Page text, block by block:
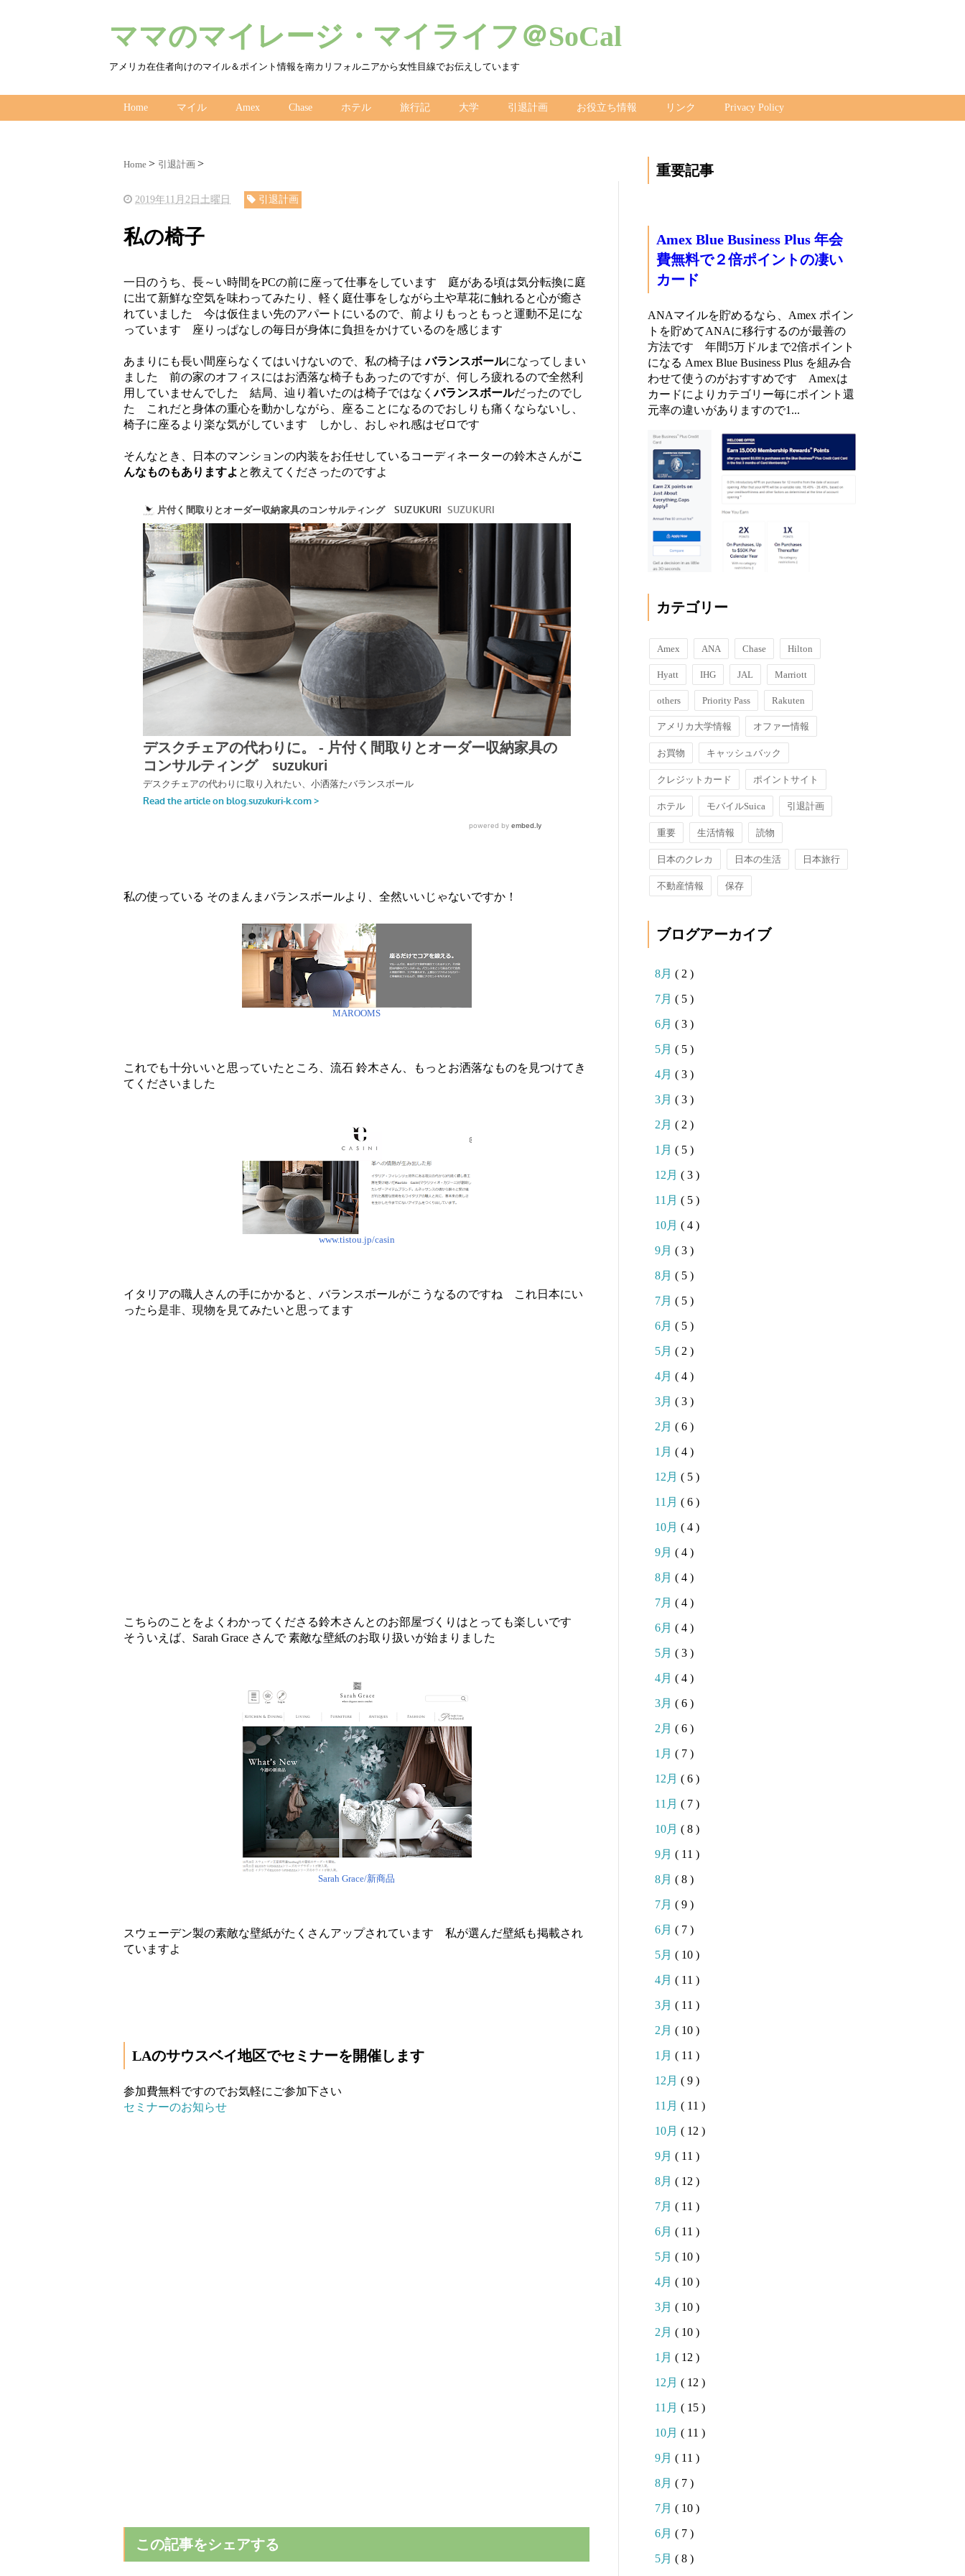
ママのマイレージ・マイライフ＠SoCal
アメリカ在住者向けのマイル＆ポイント情報を南カリフォルニアから女性目線でお伝えしています
Home マイル Amex Chase ホテル 旅行記 大学 引退計画 お役立ち情報 リンク Privacy Policy
Home 引退計画
2019年11月2日土曜日 引退計画
私の椅子
一日のうち、長～い時間をPCの前に座って仕事をしています 庭がある頃は気分転換に庭
に出て新鮮な空気を味わってみたり、軽く庭仕事をしながら土や草花に触れると心が癒さ
れていました 今は仮住まい先のアパートにいるので、前よりもっともっと運動不足にな
っています 座りっぱなしの毎日が身体に負担をかけているのを感じます
あまりにも長い間座らなくてはいけないので、私の椅子はバランスボールになってしまい
ました 前の家のオフィスにはお洒落な椅子もあったのですが、何しろ疲れるので全然利
用していませんでした 結局、辿り着いたのは椅子ではなくバランスボールだったのでし
た これだと身体の重心を動かしながら、座ることになるのでおしりも痛くならないし、
椅子に座るより楽な気がしています しかし、おしゃれ感はゼロです
そんなとき、日本のマンションの内装をお任せしているコーディネーターの鈴木さんがこ
んなものもありますよ と教えてくださったのですよ
私の使っている そのまんまバランスボールより、全然いいじゃないですか！
MAROOMS
これでも十分いいと思っていたところ、流石 鈴木さん、もっとお洒落なものを見つけてき
てくださいました
www.tistou.jp/casin
イタリアの職人さんの手にかかると、バランスボールがこうなるのですね これ日本にい
ったら是非、現物を見てみたいと思ってます
こちらのことをよくわかってくださる鈴木さんとのお部屋づくりはとっても楽しいです
そういえば、Sarah Grace さんで 素敵な壁紙のお取り扱いが始まりました
Sarah Grace/新商品
スウェーデン製の素敵な壁紙がたくさんアップされています 私が選んだ壁紙も掲載され
ていますよ
LAのサウスベイ地区でセミナーを開催します
参加費無料ですのでお気軽にご参加下さい
セミナーのお知らせ
この記事をシェアする
重要記事
Amex Blue Business Plus 年会
費無料で２倍ポイントの凄い
カード
ANAマイルを貯めるなら、Amex ポイン
トを貯めてANAに移行するのが最善の
方法です 年間5万ドルまで2倍ポイント
になる Amex Blue Business Plus を組み合
わせて使うのがおすすめです Amexは
カードによりカテゴリー毎にポイント還
元率の違いがありますので1...
カテゴリー
Amex ANA Chase Hilton
Hyatt IHG JAL Marriott
others Priority Pass Rakuten
アメリカ大学情報 オファー情報
お買物 キャッシュバック
クレジットカード ポイントサイト
ホテル モバイルSuica 引退計画
重要 生活情報 読物
日本のクレカ 日本の生活 日本旅行
不動産情報 保存
ブログアーカイブ
8月 ( 2 )
7月 ( 5 )
6月 ( 3 )
5月 ( 5 )
4月 ( 3 )
3月 ( 3 )
2月 ( 2 )
1月 ( 5 )
12月 ( 3 )
11月 ( 5 )
10月 ( 4 )
9月 ( 3 )
8月 ( 5 )
7月 ( 5 )
6月 ( 5 )
5月 ( 2 )
4月 ( 4 )
3月 ( 3 )
2月 ( 6 )
1月 ( 4 )
12月 ( 5 )
11月 ( 6 )
10月 ( 4 )
9月 ( 4 )
8月 ( 4 )
7月 ( 4 )
6月 ( 4 )
5月 ( 3 )
4月 ( 4 )
3月 ( 6 )
2月 ( 6 )
1月 ( 7 )
12月 ( 6 )
11月 ( 7 )
10月 ( 8 )
9月 ( 11 )
8月 ( 8 )
7月 ( 9 )
6月 ( 7 )
5月 ( 10 )
4月 ( 11 )
3月 ( 11 )
2月 ( 10 )
1月 ( 11 )
12月 ( 9 )
11月 ( 11 )
10月 ( 12 )
9月 ( 11 )
8月 ( 12 )
7月 ( 11 )
6月 ( 11 )
5月 ( 10 )
4月 ( 10 )
3月 ( 10 )
2月 ( 10 )
1月 ( 12 )
12月 ( 12 )
11月 ( 15 )
10月 ( 11 )
9月 ( 11 )
8月 ( 7 )
7月 ( 10 )
6月 ( 7 )
5月 ( 8 )